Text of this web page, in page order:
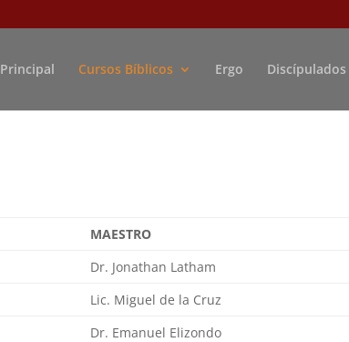
Principal Cursos Bíblicos Ergo Discípulados
MAESTRO
Dr. Jonathan Latham
Lic. Miguel de la Cruz
Dr. Emanuel Elizondo